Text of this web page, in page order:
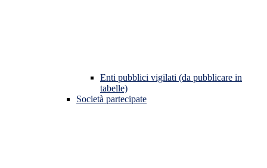
Enti pubblici vigilati (da pubblicare in
tabelle)
Società partecipate